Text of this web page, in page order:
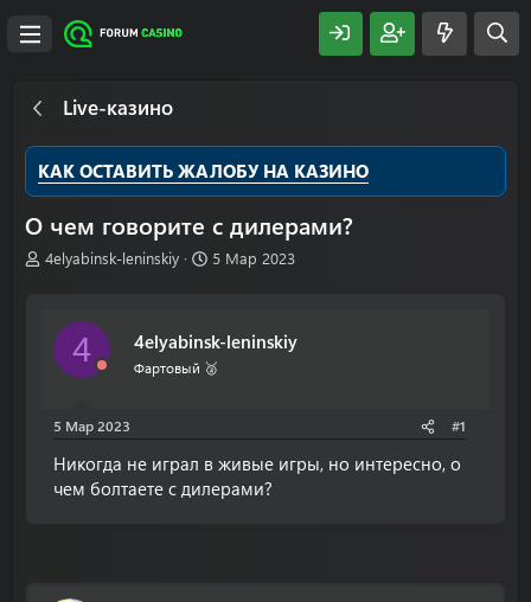
Live-казино
КАК ОСТАВИТЬ ЖАЛОБУ НА КАЗИНО
О чем говорите с дилерами?
А
4elyabinsk-leninskiy
Д
н
а
5 Мар 2023
4 4elyabinsk-leninskiy
Фартовый 🥈
5 Мар 2023 #1
Никогда не играл в живые игры, но интересно, о
чем болтаете с дилерами?